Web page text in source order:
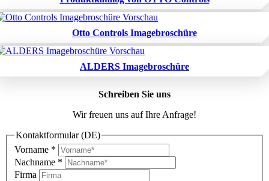
Otto Controls Imagebroschüre
ALDERS Imagebroschüre
Schreiben Sie uns
Wir freuen uns auf Ihre Anfrage!
Kontaktformular (DE)
Vorname *
Nachname *
Firma